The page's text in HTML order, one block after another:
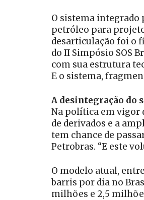
O sistema integrado
petróleo para
desarticulação foi o
do II Simpósio SOS
com sua estrutura
E o sistema,
A desintegração do
Na política em vigor
de derivados e a
tem chance de
Petrobras. “E este
O modelo atual,
barris por dia no
milhões e 2,5